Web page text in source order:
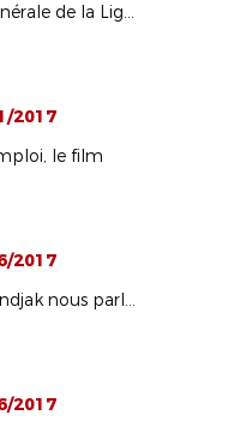
l'Assemblée Générale de la Ligue 2014
2017
le film
2017
Le Président Sandjak nous parle de Morfondé
2017